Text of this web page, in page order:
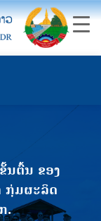
ນຕົ້ນ ຂອງ
ກຸ່ມຜະລິດ
.